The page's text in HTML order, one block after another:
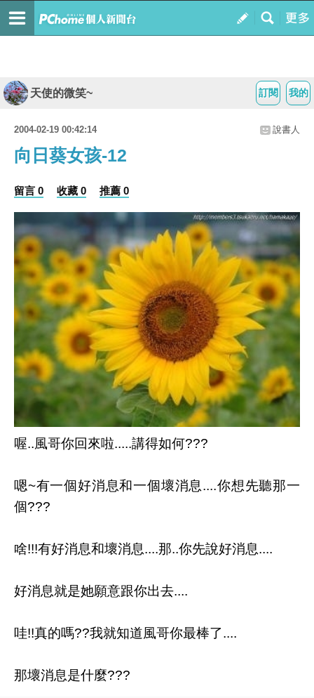
我的
訂閱
天使的微笑~
2004-02-19 00:42:14 說書人
向日葵女孩-12
留言 0 收藏 0 推薦 0
喔..風哥你回來啦.....講得如何???
嗯~有一個好消息和一個壞消息....你想先聽那一
個???
啥!!!有好消息和壞消息....那..你先說好消息....
好消息就是她願意跟你出去....
哇!!真的嗎??我就知道風哥你最棒了....
那壞消息是什麼???